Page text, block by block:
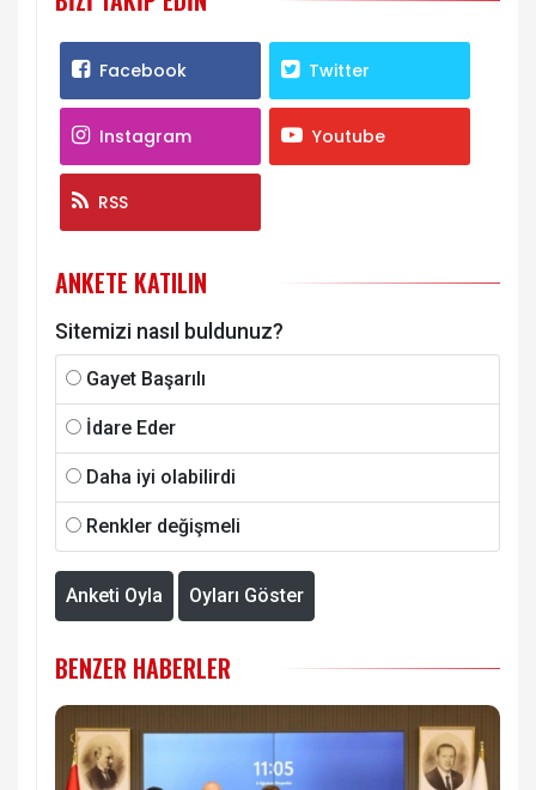
Facebook Twitter
Instagram Youtube
RSS
ANKETE KATILIN
Sitemizi nasıl buldunuz?
Gayet Başarılı
İdare Eder
Daha iyi olabilirdi
Renkler değişmeli
Anketi Oyla Oyları Göster
BENZER HABERLER